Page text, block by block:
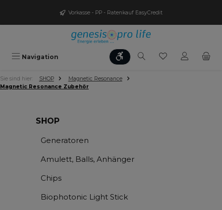
Zum Hauptinhalt springen
Vorkasse - PP - Ratenkauf EasyCredit
Navigation Werkzeugleiste anzeigen
Du hast 0
Sie sind hier: SHOP
Magnetic Resonance
Magnetic Resonance Zubehör
SHOP
Generatoren
Amulett, Balls, Anhänger
Chips
Biophotonic Light Stick